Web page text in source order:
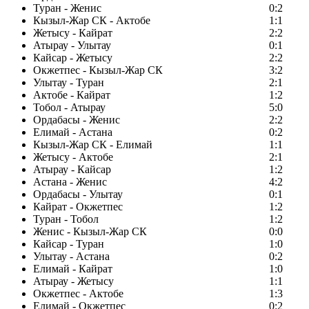
Туран - Женис
0:2
Кызыл-Жар СК - Актобе
1:1
Жетысу - Кайрат
2:2
Атырау - Улытау
0:1
Кайсар - Жетысу
2:2
Окжетпес - Кызыл-Жар СК
3:2
Улытау - Туран
2:1
Актобе - Кайрат
1:2
Тобол - Атырау
5:0
Ордабасы - Женис
2:2
Елимай - Астана
0:2
Кызыл-Жар СК - Елимай
1:1
Жетысу - Актобе
2:1
Атырау - Кайсар
1:2
Астана - Женис
4:2
Ордабасы - Улытау
0:1
Кайрат - Окжетпес
1:2
Туран - Тобол
1:2
Женис - Кызыл-Жар СК
0:0
Кайсар - Туран
1:0
Улытау - Астана
0:2
Елимай - Кайрат
1:0
Атырау - Жетысу
1:1
Окжетпес - Актобе
1:3
Елимай - Окжетпес
0:2